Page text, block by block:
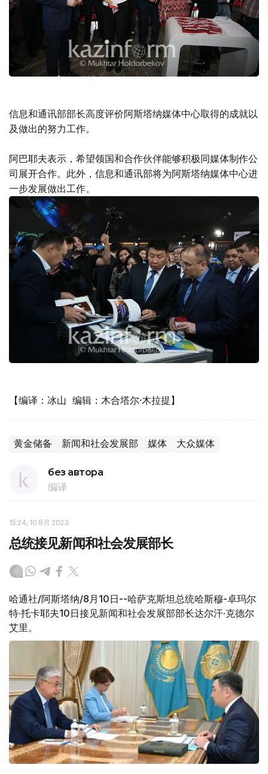
信息和通讯部部长高度评价阿斯塔纳媒体中心取得的成就以
及做出的努力工作。
阿巴耶夫表示，希望领国和合作伙伴能够积极同媒体制作公
司展开合作。此外，信息和通讯部将为阿斯塔纳媒体中心进
一步发展做出工作。
【编译：冰山 编辑：木合塔尔·木拉提】
黄金储备 新闻和社会发展部 媒体 大众媒体
без автора
编译
15:24, 10 8月 2023
总统接见新闻和社会发展部长
哈通社/阿斯塔纳/8月10日--哈萨克斯坦总统哈斯穆-卓玛尔
特·托卡耶夫10日接见新闻和社会发展部部长达尔汗·克德尔
艾里。